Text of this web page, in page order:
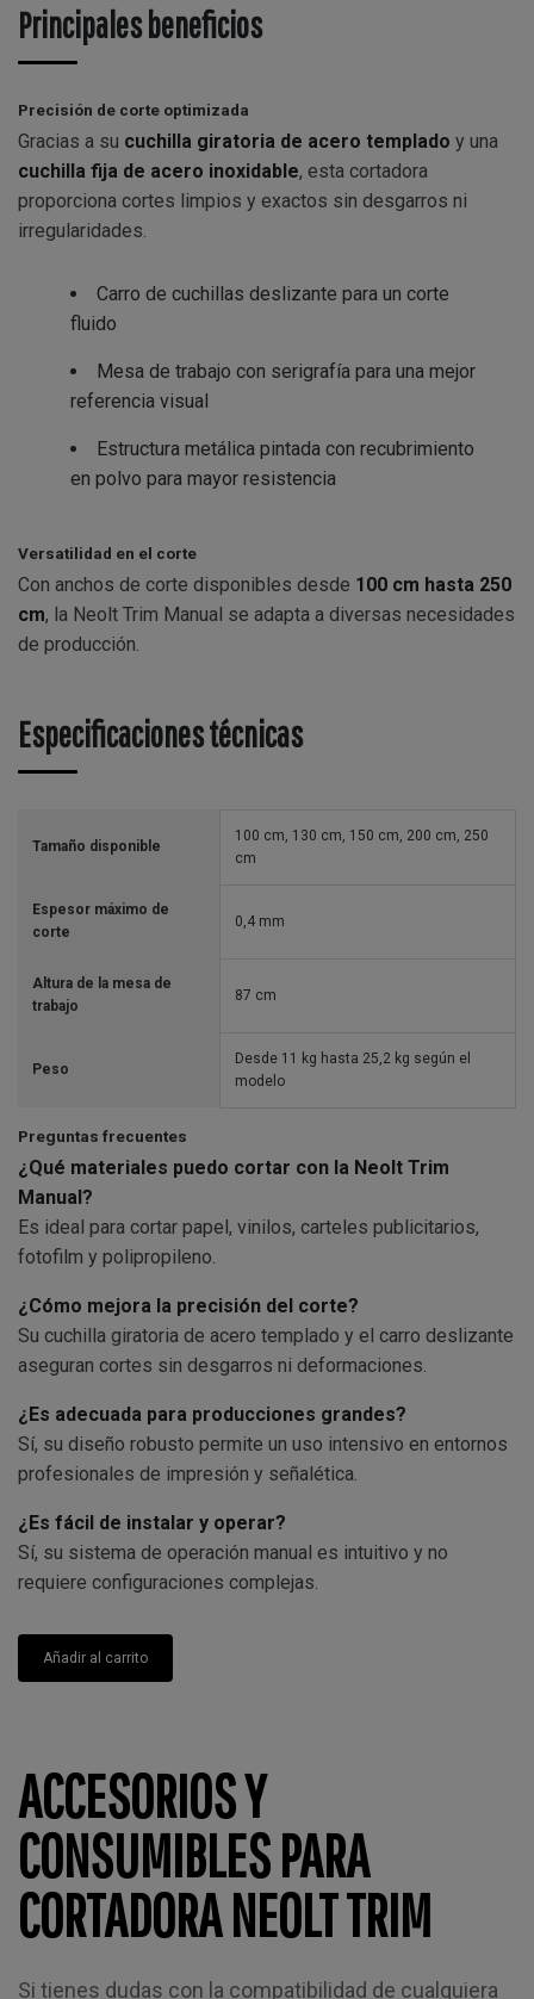
Principales beneficios
Precisión de corte optimizada
Gracias a su cuchilla giratoria de acero templado y una
cuchilla fija de acero inoxidable, esta cortadora
proporciona cortes limpios y exactos sin desgarros ni
irregularidades.
Carro de cuchillas deslizante para un corte
fluido
Mesa de trabajo con serigrafía para una mejor
referencia visual
Estructura metálica pintada con recubrimiento
en polvo para mayor resistencia
Versatilidad en el corte
Con anchos de corte disponibles desde 100 cm hasta 250
cm, la Neolt Trim Manual se adapta a diversas necesidades
de producción.
Especificaciones técnicas
Tamaño disponible
100 cm, 130 cm, 150 cm, 200 cm, 250
cm
Espesor máximo de
corte
0,4 mm
Altura de la mesa de
trabajo
87 cm
Peso
Desde 11 kg hasta 25,2 kg según el
modelo
Preguntas frecuentes
¿Qué materiales puedo cortar con la Neolt Trim
Manual?
Es ideal para cortar papel, vinilos, carteles publicitarios,
fotofilm y polipropileno.
¿Cómo mejora la precisión del corte?
Su cuchilla giratoria de acero templado y el carro deslizante
aseguran cortes sin desgarros ni deformaciones.
¿Es adecuada para producciones grandes?
Sí, su diseño robusto permite un uso intensivo en entornos
profesionales de impresión y señalética.
¿Es fácil de instalar y operar?
Sí, su sistema de operación manual es intuitivo y no
requiere configuraciones complejas.
Añadir al carrito
ACCESORIOS Y
CONSUMIBLES PARA
CORTADORA NEOLT TRIM
Si tienes dudas con la compatibilidad de cualquiera